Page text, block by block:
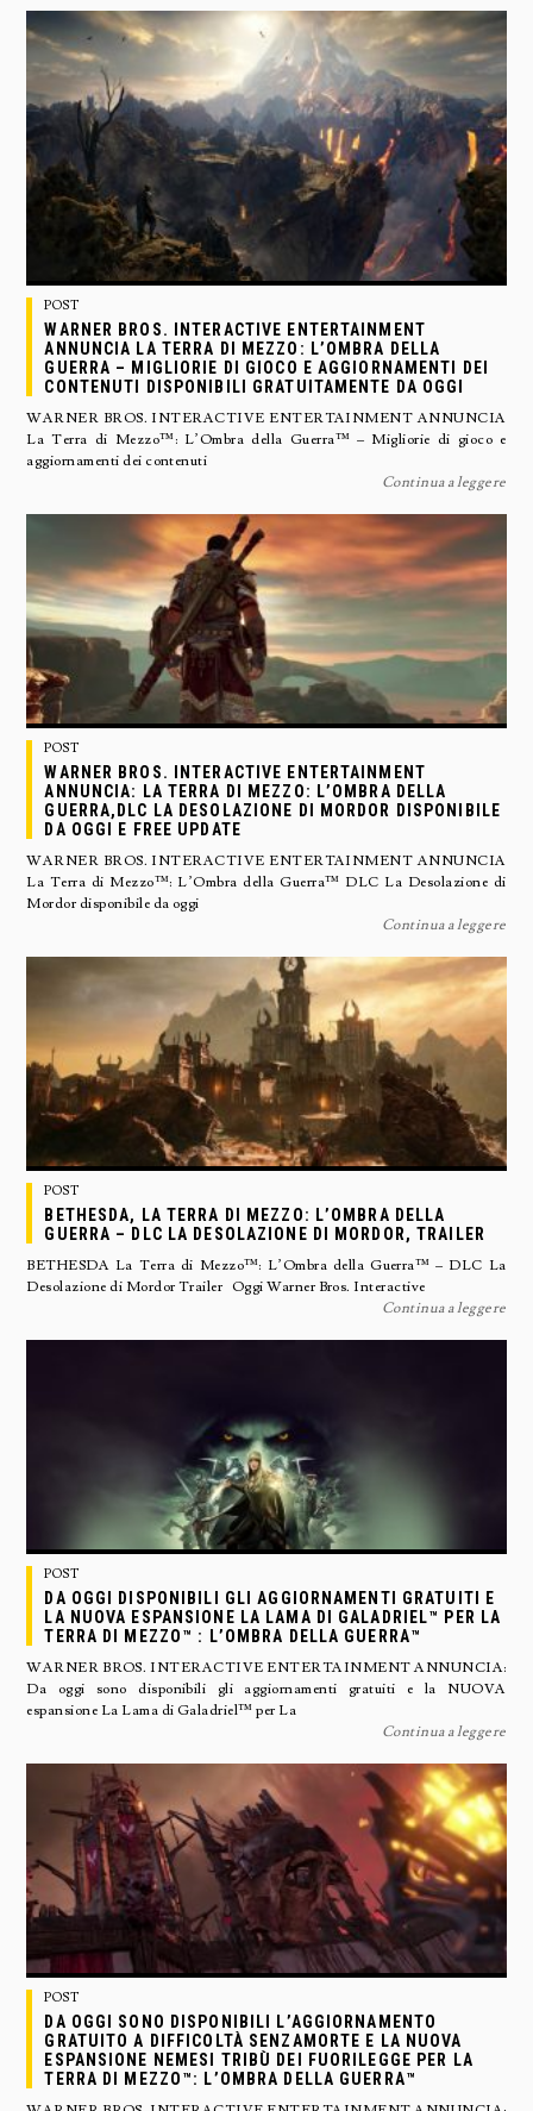
POST
WARNER BROS. INTERACTIVE ENTERTAINMENT
ANNUNCIA LA TERRA DI MEZZO: L’OMBRA DELLA
GUERRA – MIGLIORIE DI GIOCO E AGGIORNAMENTI DEI
CONTENUTI DISPONIBILI GRATUITAMENTE DA OGGI
WARNER BROS. INTERACTIVE ENTERTAINMENT ANNUNCIA
La Terra di Mezzo™: L’Ombra della Guerra™ – Migliorie di gioco e
aggiornamenti dei contenuti
Continua a leggere
POST
WARNER BROS. INTERACTIVE ENTERTAINMENT
ANNUNCIA: LA TERRA DI MEZZO: L’OMBRA DELLA
GUERRA,DLC LA DESOLAZIONE DI MORDOR DISPONIBILE
DA OGGI E FREE UPDATE
WARNER BROS. INTERACTIVE ENTERTAINMENT ANNUNCIA
La Terra di Mezzo™: L’Ombra della Guerra™ DLC La Desolazione di
Mordor disponibile da oggi
Continua a leggere
POST
BETHESDA, LA TERRA DI MEZZO: L’OMBRA DELLA
GUERRA – DLC LA DESOLAZIONE DI MORDOR, TRAILER
BETHESDA La Terra di Mezzo™: L’Ombra della Guerra™ – DLC La
Desolazione di Mordor Trailer Oggi Warner Bros. Interactive
Continua a leggere
POST
DA OGGI DISPONIBILI GLI AGGIORNAMENTI GRATUITI E
LA NUOVA ESPANSIONE LA LAMA DI GALADRIEL™ PER LA
TERRA DI MEZZO™ : L’OMBRA DELLA GUERRA™
WARNER BROS. INTERACTIVE ENTERTAINMENT ANNUNCIA:
Da oggi sono disponibili gli aggiornamenti gratuiti e la NUOVA
espansione La Lama di Galadriel™ per La
Continua a leggere
POST
DA OGGI SONO DISPONIBILI L’AGGIORNAMENTO
GRATUITO A DIFFICOLTÀ SENZAMORTE E LA NUOVA
ESPANSIONE NEMESI TRIBÙ DEI FUORILEGGE PER LA
TERRA DI MEZZO™: L’OMBRA DELLA GUERRA™